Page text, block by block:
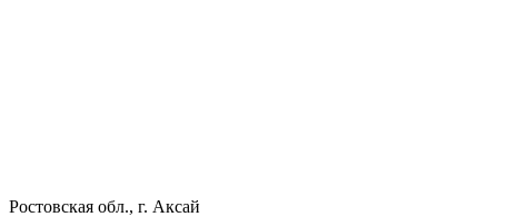
Ростовская обл., г. Аксай